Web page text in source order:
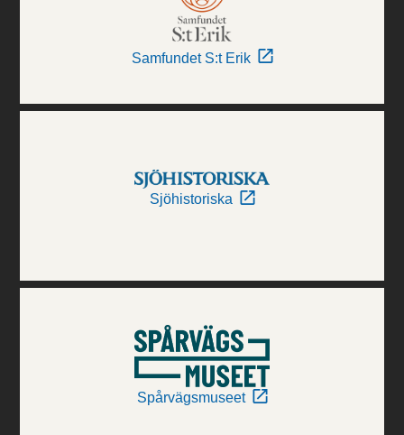
Samfundet S:t Erik
Sjöhistoriska
Spårvägsmuseet